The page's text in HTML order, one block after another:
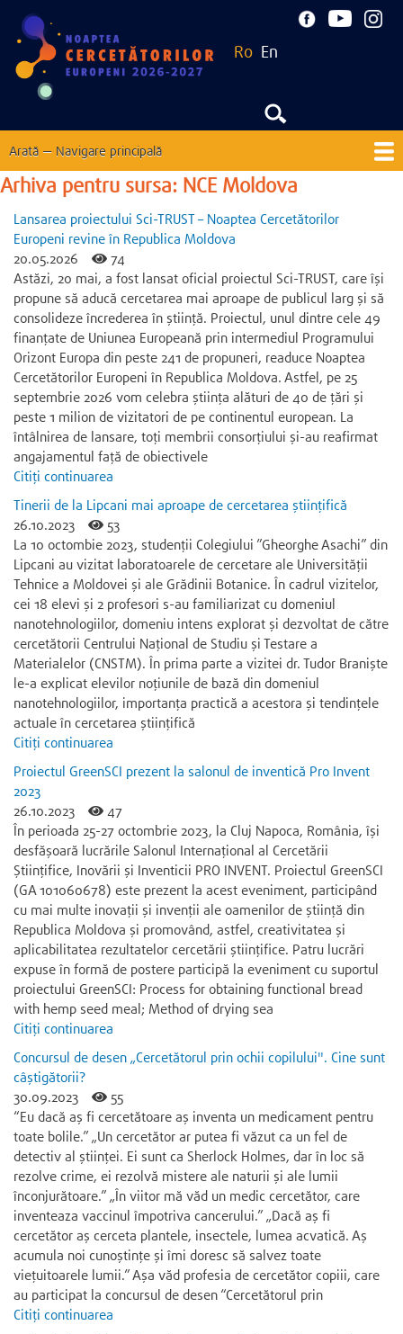
conţinutul
principal
Ro En
Navigare
principală
Arată — Navigare principală
Acasă
Despre
Ediții precedente
Noutăți
EU Corner
Contacte
Arhiva pentru sursa: NCE Moldova
Lansarea proiectului Sci-TRUST – Noaptea Cercetătorilor
Europeni revine în Republica Moldova
20.05.2026
74
Astăzi, 20 mai, a fost lansat oficial proiectul Sci-TRUST, care își
propune să aducă cercetarea mai aproape de publicul larg și să
consolideze încrederea în știință. Proiectul, unul dintre cele 49
finanțate de Uniunea Europeană prin intermediul Programului
Orizont Europa din peste 241 de propuneri, readuce Noaptea
Cercetătorilor Europeni în Republica Moldova. Astfel, pe 25
septembrie 2026 vom celebra știința alături de 40 de țări și
peste 1 milion de vizitatori de pe continentul european. La
întâlnirea de lansare, toți membrii consorțiului și-au reafirmat
angajamentul față de obiectivele
Citiți continuarea
Tinerii de la Lipcani mai aproape de cercetarea științifică
26.10.2023
53
La 10 octombie 2023, studenții Colegiului ”Gheorghe Asachi” din
Lipcani au vizitat laboratoarele de cercetare ale Universității
Tehnice a Moldovei și ale Grădinii Botanice. În cadrul vizitelor,
cei 18 elevi și 2 profesori s-au familiarizat cu domeniul
nanotehnologiilor, domeniu intens explorat și dezvoltat de către
cercetătorii Centrului Național de Studiu și Testare a
Materialelor (CNSTM). În prima parte a vizitei dr. Tudor Braniște
le-a explicat elevilor noțiunile de bază din domeniul
nanotehnologiilor, importanța practică a acestora și tendințele
actuale în cercetarea științifică
Citiți continuarea
Proiectul GreenSCI prezent la salonul de inventică Pro Invent
2023
26.10.2023
47
În perioada 25-27 octombrie 2023, la Cluj Napoca, România, își
desfășoară lucrările Salonul Internațional al Cercetării
Științifice, Inovării și Inventicii PRO INVENT. Proiectul GreenSCI
(GA 101060678) este prezent la acest eveniment, participând
cu mai multe inovații și invenții ale oamenilor de știință din
Republica Moldova și promovând, astfel, creativitatea și
aplicabilitatea rezultatelor cercetării științifice. Patru lucrări
expuse în formă de postere participă la eveniment cu suportul
proiectului GreenSCI: Process for obtaining functional bread
with hemp seed meal; Method of drying sea
Citiți continuarea
Concursul de desen „Cercetătorul prin ochii copilului". Cine sunt
câștigătorii?
30.09.2023
55
“Eu dacă aș fi cercetătoare aș inventa un medicament pentru
toate bolile.” „Un cercetător ar putea fi văzut ca un fel de
detectiv al științei. Ei sunt ca Sherlock Holmes, dar în loc să
rezolve crime, ei rezolvă mistere ale naturii și ale lumii
înconjurătoare.” „În viitor mă văd un medic cercetător, care
inventeaza vaccinul împotriva cancerului.” „Dacă aș fi
cercetător aș cerceta plantele, insectele, lumea acvatică. Aș
acumula noi cunoștințe și îmi doresc să salvez toate
viețuitoarele lumii.” Așa văd profesia de cercetător copiii, care
au participat la concursul de desen “Cercetătorul prin
Citiți continuarea